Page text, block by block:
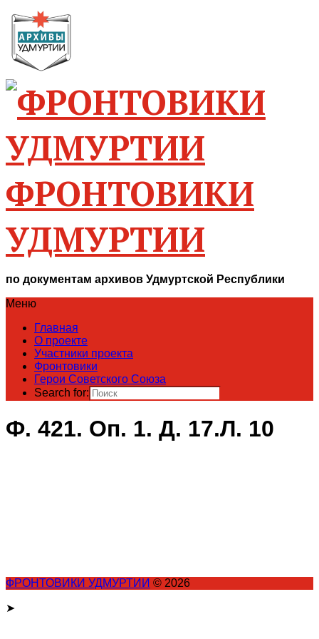
ФРОНТОВИКИ
УДМУРТИИ
по документам архивов Удмуртской Республики
Меню
Главная
О проекте
Участники проекта
Фронтовики
Герои Советского Союза
Search for:
Ф. 421. Оп. 1. Д. 17.Л. 10
ФРОНТОВИКИ УДМУРТИИ © 2026
➤